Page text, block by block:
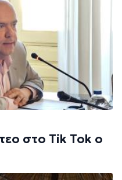
στο Tik Tok ο